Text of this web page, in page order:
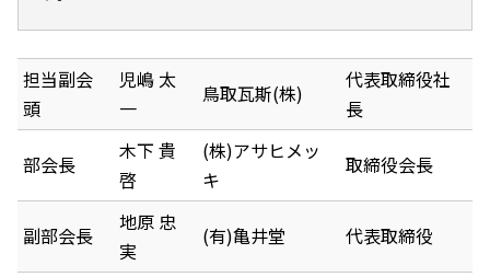
担当副会
頭
児嶋 太
一
鳥取瓦斯(株)
代表取締役社
長
部会長
木下 貴
啓
(株)アサヒメッ
キ
取締役会長
副部会長
地原 忠
実
(有)亀井堂 代表取締役